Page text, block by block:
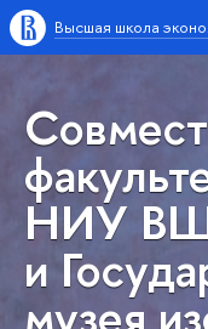
Высшая школа
НИУ
и